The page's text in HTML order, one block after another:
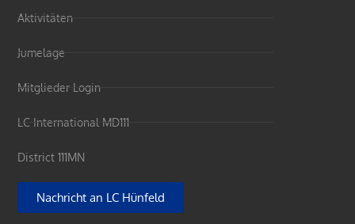
Aktivitäten
Jumelage
Mitglieder Login
LC International MD111
District 111MN
Nachricht an LC Hünfeld